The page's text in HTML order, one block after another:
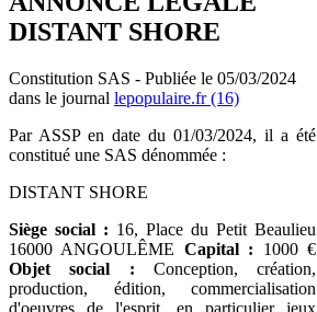
DISTANT SHORE
Constitution SAS - Publiée le 05/03/2024
dans le journal lepopulaire.fr (16)
Par ASSP en date du 01/03/2024, il a été
constitué une SAS dénommée :
DISTANT SHORE
Siège social : 16, Place du Petit Beaulieu
16000 ANGOULÊME Capital : 1000 €
Objet social : Conception, création,
production, édition, commercialisation
d'oeuvres de l'esprit, en particulier jeux